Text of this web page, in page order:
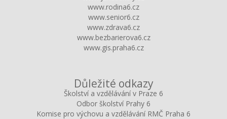
www.rodina6.cz
www.senior6.cz
www.zdrava6.cz
www.bezbarierova6.cz
www.gis.praha6.cz
Důležité odkazy
Školství a vzdělávání v Praze 6
Odbor školství Prahy 6
Komise pro výchovu a vzdělávání RMČ Praha 6